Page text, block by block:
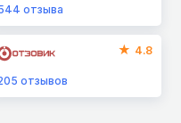
отзыва
4.8
отзывов